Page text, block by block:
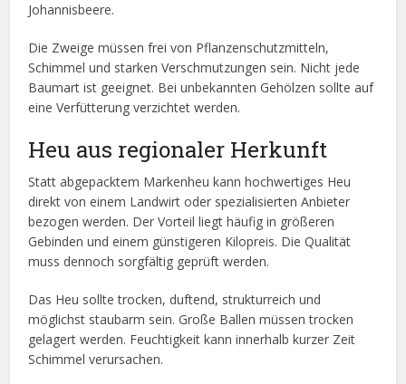
Johannisbeere.
Die Zweige müssen frei von Pflanzenschutzmitteln,
Schimmel und starken Verschmutzungen sein. Nicht jede
Baumart ist geeignet. Bei unbekannten Gehölzen sollte auf
eine Verfütterung verzichtet werden.
Heu aus regionaler Herkunft
Statt abgepacktem Markenheu kann hochwertiges Heu
direkt von einem Landwirt oder spezialisierten Anbieter
bezogen werden. Der Vorteil liegt häufig in größeren
Gebinden und einem günstigeren Kilopreis. Die Qualität
muss dennoch sorgfältig geprüft werden.
Das Heu sollte trocken, duftend, strukturreich und
möglichst staubarm sein. Große Ballen müssen trocken
gelagert werden. Feuchtigkeit kann innerhalb kurzer Zeit
Schimmel verursachen.